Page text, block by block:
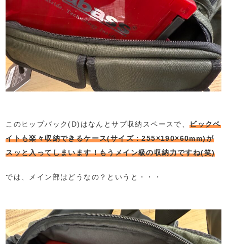
このヒップバック(D)はなんとサブ収納スペースで、ビックベ
イトも楽々収納できるケース(サイズ：255×190×60mm)が
スッと入ってしまいます！もうメイン級の収納力ですね(笑)
では、メイン部はどうなの？というと・・・